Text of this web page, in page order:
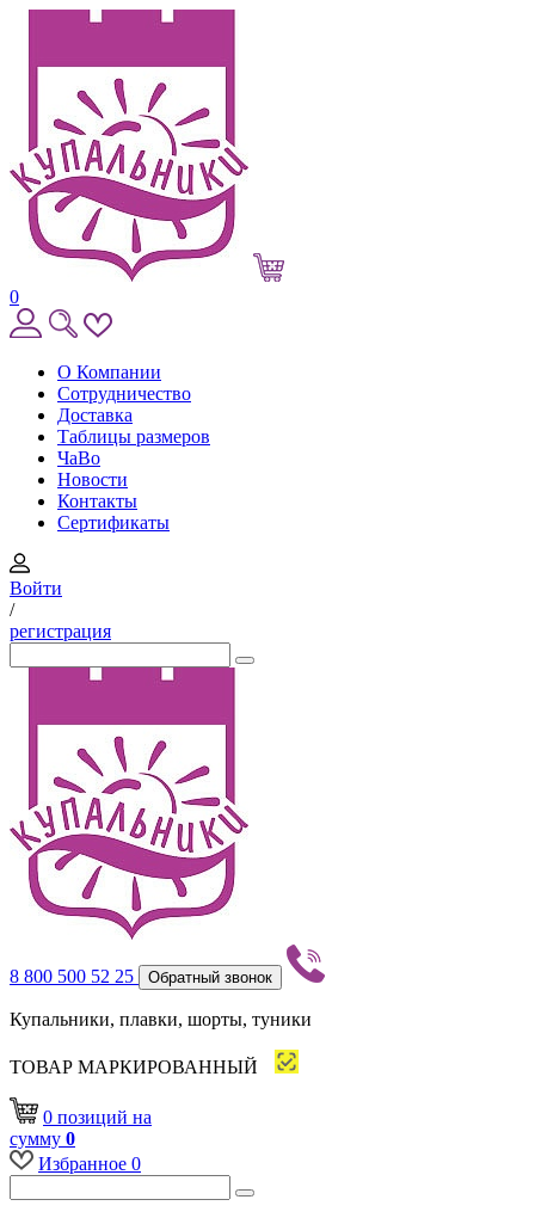
0
О Компании
Сотрудничество
Доставка
Таблицы размеров
ЧаВо
Новости
Контакты
Сертификаты
Войти
/
регистрация
8 800 500 52 25 Обратный звонок
Купальники, плавки, шорты, туники
ТОВАР МАРКИРОВАННЫЙ
0 позиций на
сумму 0
Избранное 0